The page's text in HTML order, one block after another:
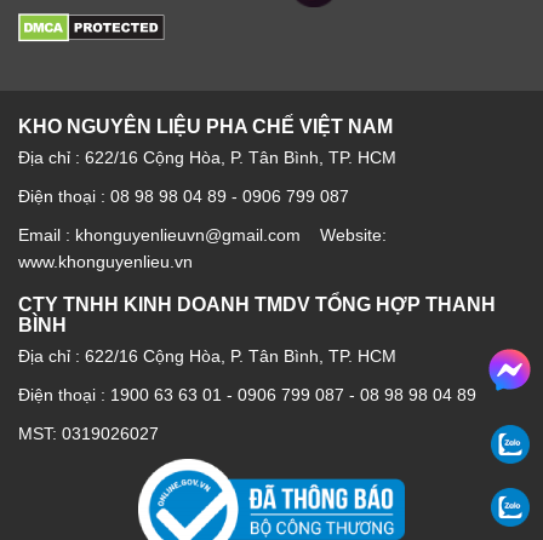
KHO NGUYÊN LIỆU PHA CHẾ VIỆT NAM
Địa chỉ : 622/16 Cộng Hòa, P. Tân Bình, TP. HCM
Điện thoại : 08 98 98 04 89 - 0906 799 087
Email : khonguyenlieuvn@gmail.com Website:
www.khonguyenlieu.vn
CTY TNHH KINH DOANH TMDV TỔNG HỢP THANH
BÌNH
Địa chỉ : 622/16 Cộng Hòa, P. Tân Bình, TP. HCM
Điện thoại : 1900 63 63 01 - 0906 799 087 - 08 98 98 04 89
MST: 0319026027